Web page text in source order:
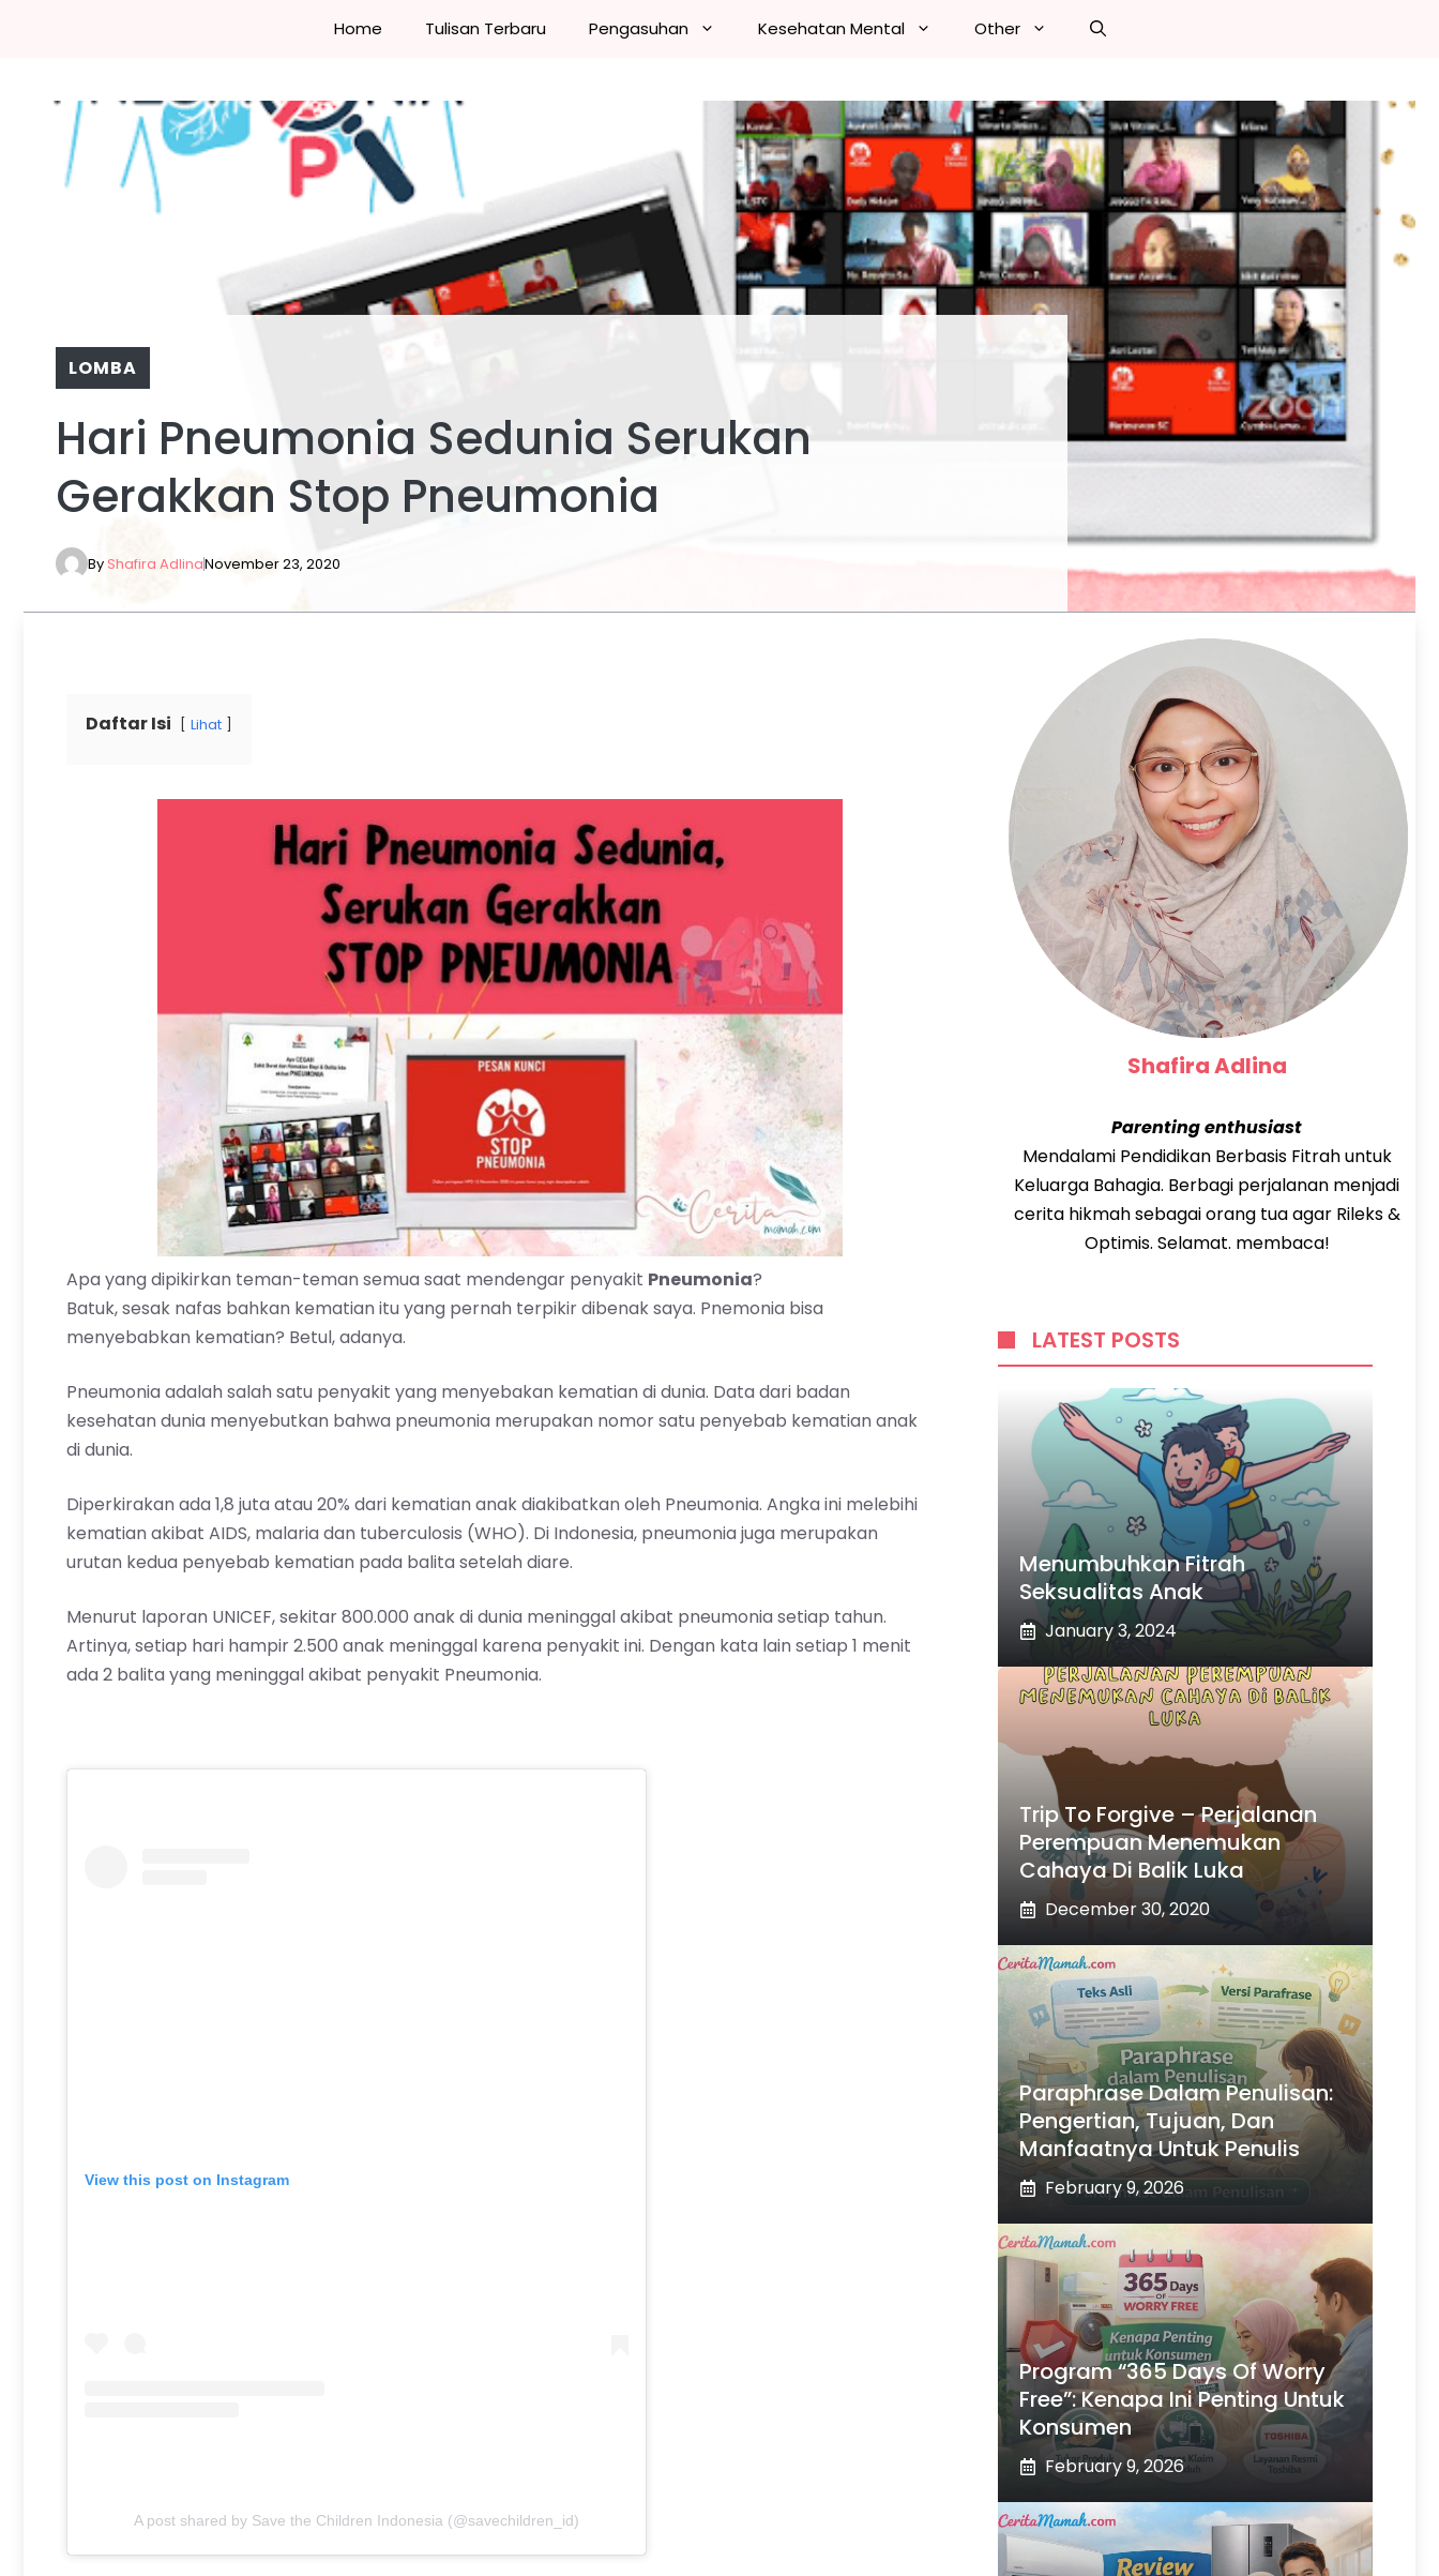
Home Tulisan Terbaru Pengasuhan Kesehatan Mental Other
LOMBA
Hari Pneumonia Sedunia Serukan
Gerakkan Stop Pneumonia
ByShafira AdlinaNovember 23, 2020
Daftar Isi Lihat
Apa yang dipikirkan teman-teman semua saat mendengar penyakit Pneumonia?
Batuk, sesak nafas bahkan kematian itu yang pernah terpikir dibenak saya. Pnemonia bisa
menyebabkan kematian? Betul, adanya.
Pneumonia adalah salah satu penyakit yang menyebakan kematian di dunia. Data dari badan
kesehatan dunia menyebutkan bahwa pneumonia merupakan nomor satu penyebab kematian anak
di dunia.
Diperkirakan ada 1,8 juta atau 20% dari kematian anak diakibatkan oleh Pneumonia. Angka ini melebihi
kematian akibat AIDS, malaria dan tuberculosis (WHO). Di Indonesia, pneumonia juga merupakan
urutan kedua penyebab kematian pada balita setelah diare.
Menurut laporan UNICEF, sekitar 800.000 anak di dunia meninggal akibat pneumonia setiap tahun.
Artinya, setiap hari hampir 2.500 anak meninggal karena penyakit ini. Dengan kata lain setiap 1 menit
ada 2 balita yang meninggal akibat penyakit Pneumonia.
View this post on Instagram
A post shared by Save the Children Indonesia (@savechildren_id)
Shafira Adlina
Parenting enthusiast
Mendalami Pendidikan Berbasis Fitrah untuk
Keluarga Bahagia. Berbagi perjalanan menjadi
cerita hikmah sebagai orang tua agar Rileks &
Optimis. Selamat. membaca!
LATEST POSTS
Menumbuhkan Fitrah
Seksualitas Anak
January 3, 2024
Trip To Forgive – Perjalanan
Perempuan Menemukan
Cahaya Di Balik Luka
December 30, 2020
Paraphrase Dalam Penulisan:
Pengertian, Tujuan, Dan
Manfaatnya Untuk Penulis
February 9, 2026
Program “365 Days Of Worry
Free”: Kenapa Ini Penting Untuk
Konsumen
February 9, 2026